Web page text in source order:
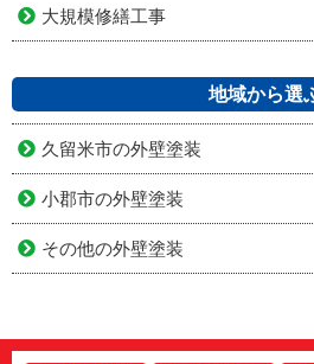
外壁塗装
大規模修繕工事
久留米市の外壁塗装
その他の外壁塗装